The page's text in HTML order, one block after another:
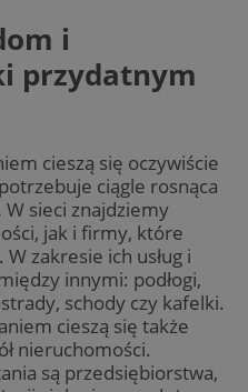
i
przydatnym
cieszą się oczywiście
ciągle rosnąca
sieci znajdziemy
jak i firmy, które
zakresie ich usług i
innymi: podłogi,
schody czy kafelki.
cieszą się także
nieruchomości.
są przedsiębiorstwa,